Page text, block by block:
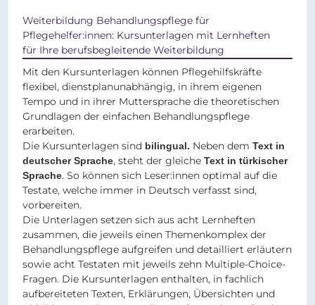
Weiterbildung Behandlungspflege für
Pflegehelfer:innen: Kursunterlagen mit Lernheften
für Ihre berufsbegleitende Weiterbildung
Mit den Kursunterlagen können Pflegehilfskräfte
flexibel, dienstplanunabhängig, in ihrem eigenen
Tempo und in ihrer Muttersprache die theoretischen
Grundlagen der einfachen Behandlungspflege
erarbeiten.
Die Kursunterlagen sind bilingual. Neben dem Text in
deutscher Sprache, steht der gleiche Text in türkischer
Sprache. So können sich Leser:innen optimal auf die
Testate, welche immer in Deutsch verfasst sind,
vorbereiten.
Die Unterlagen setzen sich aus acht Lernheften
zusammen, die jeweils einen Themenkomplex der
Behandlungspflege aufgreifen und detailliert erläutern
sowie acht Testaten mit jeweils zehn Multiple-Choice-
Fragen. Die Kursunterlagen enthalten, in fachlich
aufbereiteten Texten, Erklärungen, Übersichten und